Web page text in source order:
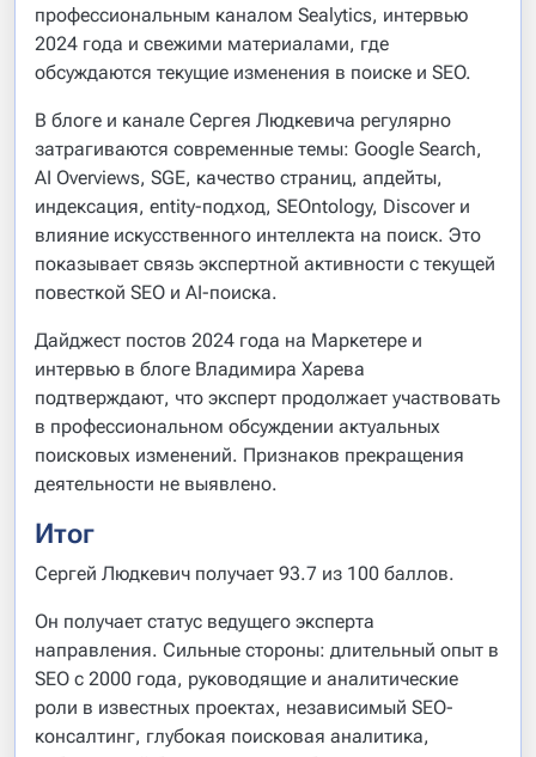
профессиональным каналом Sealytics, интервью
2024 года и свежими материалами, где
обсуждаются текущие изменения в поиске и SEO.
В блоге и канале Сергея Людкевича регулярно
затрагиваются современные темы: Google Search,
AI Overviews, SGE, качество страниц, апдейты,
индексация, entity-подход, SEOntology, Discover и
влияние искусственного интеллекта на поиск. Это
показывает связь экспертной активности с текущей
повесткой SEO и AI-поиска.
Дайджест постов 2024 года на Маркетере и
интервью в блоге Владимира Харева
подтверждают, что эксперт продолжает участвовать
в профессиональном обсуждении актуальных
поисковых изменений. Признаков прекращения
деятельности не выявлено.
Итог
Сергей Людкевич получает 93.7 из 100 баллов.
Он получает статус ведущего эксперта
направления. Сильные стороны: длительный опыт в
SEO с 2000 года, руководящие и аналитические
роли в известных проектах, независимый SEO-
консалтинг, глубокая поисковая аналитика,